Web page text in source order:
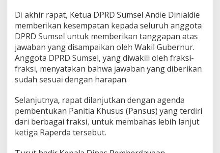
Di akhir rapat, Ketua DPRD Sumsel Andie Dinialdie
memberikan kesempatan kepada seluruh anggota
DPRD Sumsel untuk memberikan tanggapan atas
jawaban yang disampaikan oleh Wakil Gubernur.
Anggota DPRD Sumsel, yang diwakili oleh fraksi-
fraksi, menyatakan bahwa jawaban yang diberikan
sudah sesuai dengan harapan.
Selanjutnya, rapat dilanjutkan dengan agenda
pembentukan Panitia Khusus (Pansus) yang terdiri
dari berbagai fraksi, untuk membahas lebih lanjut
ketiga Raperda tersebut.